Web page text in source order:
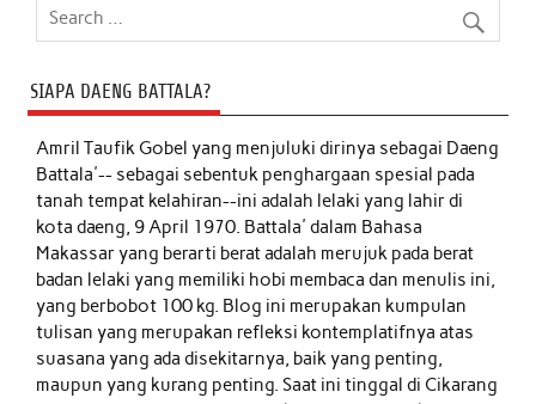
SIAPA DAENG BATTALA?
Amril Taufik Gobelyang menjuluki dirinya sebagai Daeng
Battala'-- sebagai sebentuk penghargaan spesial pada
tanah tempat kelahiran--ini adalah lelaki yang lahir di
kota daeng, 9 April 1970. Battala' dalam Bahasa
Makassar yang berarti berat adalah merujuk pada berat
badan lelaki yang memiliki hobi membaca dan menulis ini,
yang berbobot 100 kg. Blog ini merupakan kumpulan
tulisan yang merupakan refleksi kontemplatifnya atas
suasana yang ada disekitarnya, baik yang penting,
maupun yang kurang penting. Saat ini tinggal di Cikarang